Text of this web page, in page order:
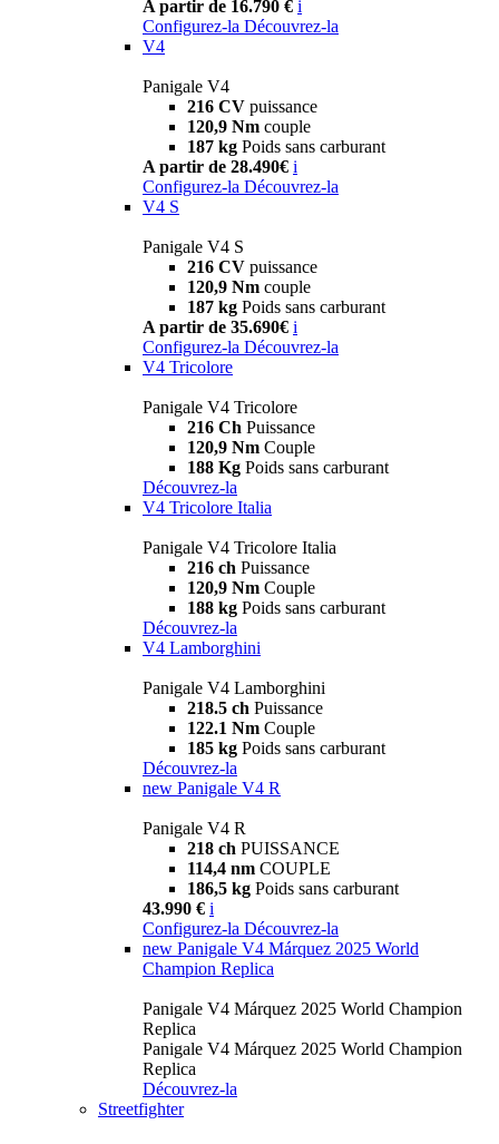
A partir de 16.790 € i
Configurez-la Découvrez-la
V4
Panigale V4
216 CV puissance
120,9 Nm couple
187 kg Poids sans carburant
A partir de 28.490€ i
Configurez-la Découvrez-la
V4 S
Panigale V4 S
216 CV puissance
120,9 Nm couple
187 kg Poids sans carburant
A partir de 35.690€ i
Configurez-la Découvrez-la
V4 Tricolore
Panigale V4 Tricolore
216 Ch Puissance
120,9 Nm Couple
188 Kg Poids sans carburant
Découvrez-la
V4 Tricolore Italia
Panigale V4 Tricolore Italia
216 ch Puissance
120,9 Nm Couple
188 kg Poids sans carburant
Découvrez-la
V4 Lamborghini
Panigale V4 Lamborghini
218.5 ch Puissance
122.1 Nm Couple
185 kg Poids sans carburant
Découvrez-la
new Panigale V4 R
Panigale V4 R
218 ch PUISSANCE
114,4 nm COUPLE
186,5 kg Poids sans carburant
43.990 € i
Configurez-la Découvrez-la
new Panigale V4 Márquez 2025 World
Champion Replica
Panigale V4 Márquez 2025 World Champion
Replica
Panigale V4 Márquez 2025 World Champion
Replica
Découvrez-la
Streetfighter